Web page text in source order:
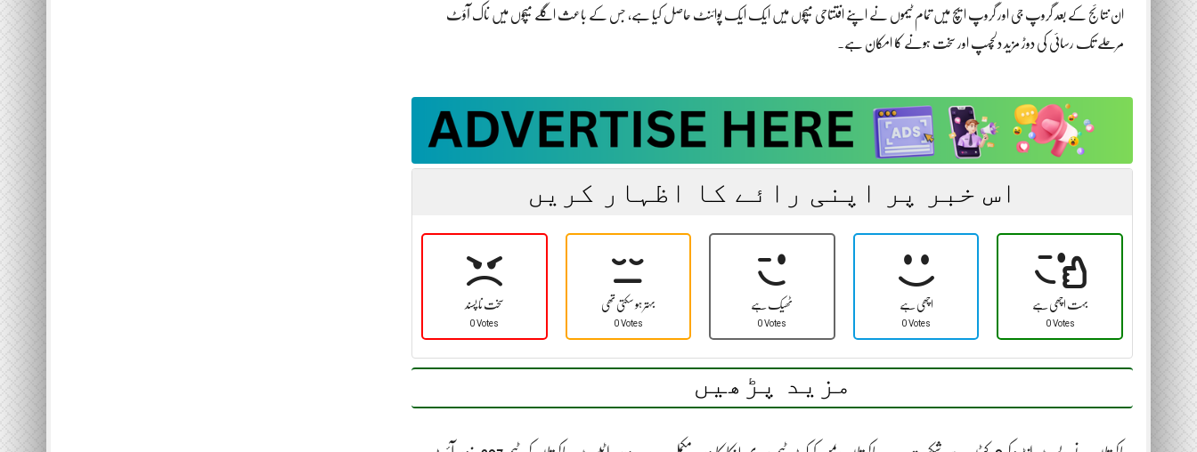
ان نتائج کے بعد گروپ جی اور گروپ ایچ میں تمام ٹیموں نے اپنے افتتاحی میچوں میں ایک ایک پوائنٹ حاصل کیا ہے، جس کے باعث اگلے میچوں میں ناک آؤٹ
مرحلے تک رسائی کی دوڑ مزید دلچسپ اور سخت ہونے کا امکان ہے۔
اس خبر پر اپنی رائے کا اظہار کریں
سخت نا پسند
0 Votes
بہتر ہو سکتی تھی
0 Votes
ٹھیک ہے
0 Votes
اچھی ہے
0 Votes
بہت اچھی ہے
0 Votes
مزید پڑھیں